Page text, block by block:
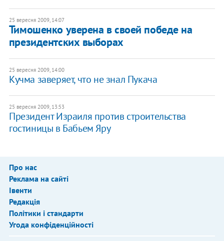
25 вересня 2009, 14:07
Тимошенко уверена в своей победе на
президентских выборах
25 вересня 2009, 14:00
Кучма заверяет, что не знал Пукача
25 вересня 2009, 13:53
Президент Израиля против строительства
гостиницы в Бабьем Яру
Про нас
Реклама на сайті
Івенти
Редакція
Політики і стандарти
Угода конфіденційності